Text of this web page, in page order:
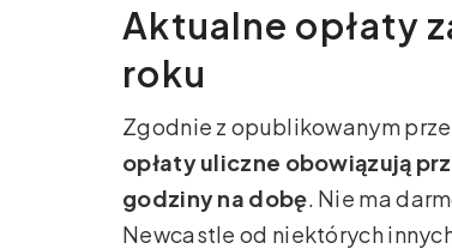
Aktualne opłaty
roku
Zgodnie z opublikowanym
opłaty uliczne obowiązują
godziny na dobę. Nie ma
Newcastle od niektórych